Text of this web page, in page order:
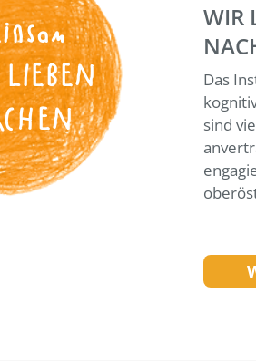
WIR
Das
sind